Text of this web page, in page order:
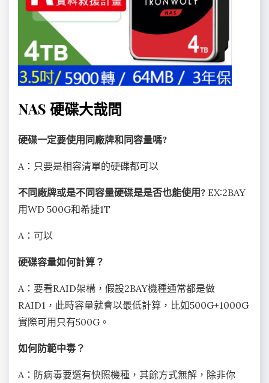
NAS 硬碟大哉問
硬碟一定要使用同廠牌和同容量嗎?
A：只要是相容清單的硬碟都可以
不同廠牌或是不同容量硬碟是是否也能使用? EX:2BAY
用WD 500G和希捷1T
A：可以
硬碟容量如何計算？
A：要看RAID架構，假設2BAY機種通常都是做
RAID1，此時容量就會以最低計算，比如500G+1000G
實際可用只有500G。
如何防範中毒？
A：防病毒要選有快照機種，其餘方式無解，除非你